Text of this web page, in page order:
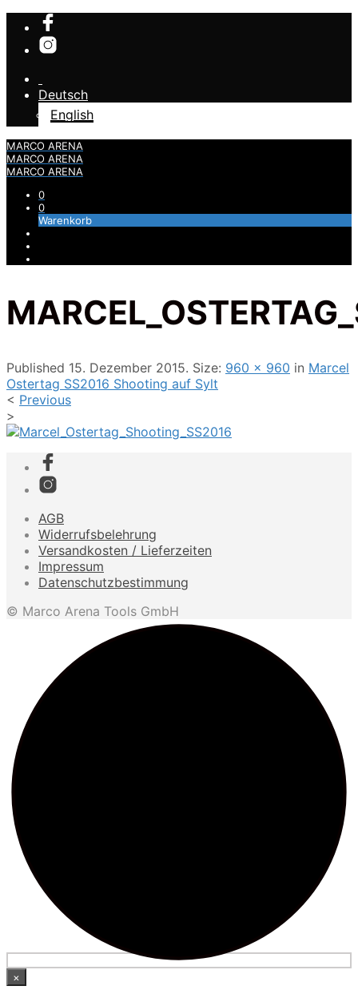
Deutsch
English
MARCO ARENA
MARCO ARENA
MARCO ARENA
0
0
Warenkorb
Published 15. Dezember 2015. Size: 960 × 960 in Marcel
Ostertag SS2016 Shooting auf Sylt
< Previous
>
AGB
Widerrufsbelehrung
Versandkosten / Lieferzeiten
Impressum
Datenschutzbestimmung
© Marco Arena Tools GmbH
×